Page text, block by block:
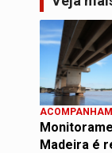
Madeira é